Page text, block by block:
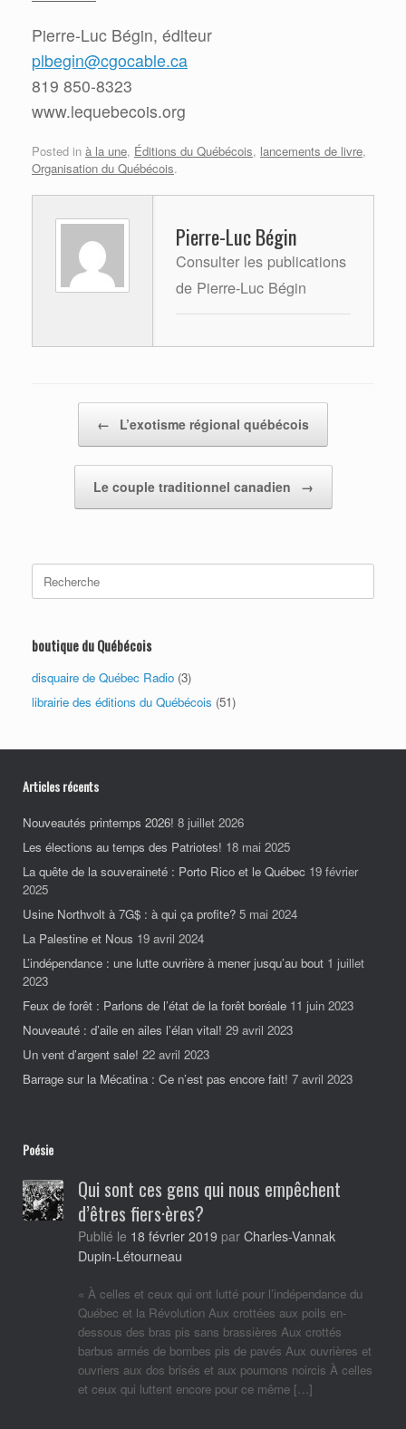
Pierre-Luc Bégin, éditeur
plbegin@cgocable.ca
819 850-8323
www.lequebecois.org
Posted in à la une, Éditions du Québécois, lancements de livre,
Organisation du Québécois.
Pierre-Luc Bégin
Consulter les publications
de Pierre-Luc Bégin
← L’exotisme régional québécois
Le couple traditionnel canadien →
Search
for:
boutique du Québécois
disquaire de Québec Radio (3)
librairie des éditions du Québécois (51)
Articles récents
Nouveautés printemps 2026! 8 juillet 2026
Les élections au temps des Patriotes! 18 mai 2025
La quête de la souveraineté : Porto Rico et le Québec 19 février
2025
Usine Northvolt à 7G$ : à qui ça profite? 5 mai 2024
La Palestine et Nous 19 avril 2024
L’indépendance : une lutte ouvrière à mener jusqu’au bout 1 juillet
2023
Feux de forêt : Parlons de l’état de la forêt boréale 11 juin 2023
Nouveauté : d’aile en ailes l’élan vital! 29 avril 2023
Un vent d’argent sale! 22 avril 2023
Barrage sur la Mécatina : Ce n’est pas encore fait! 7 avril 2023
Poésie
Qui sont ces gens qui nous empêchent
d’êtres fiers·ères?
Publié le 18 février 2019 par Charles-Vannak
Dupin-Létourneau
« À celles et ceux qui ont lutté pour l’indépendance du
Québec et la Révolution Aux crottées aux poils en-
dessous des bras pis sans brassières Aux crottés
barbus armés de bombes pis de pavés Aux ouvrières et
ouvriers aux dos brisés et aux poumons noircis À celles
et ceux qui luttent encore pour ce même […]